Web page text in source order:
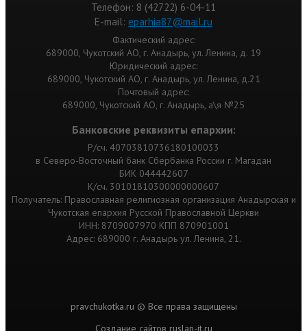
Телефон: 8 (42722) 6-04-11
Е-mail: eparhia87@mail.ru
Фактический адрес:
689000, Чукотский АО, г. Анадырь, ул. Ленина, д. 19
Юридический адрес:
689000, Чукотский АО, г. Анадырь, ул. Ленина, д.21
Почтовый адрес:
689000, Чукотский АО, г. Анадырь, а\я №25
Банковские реквизиты епархии:
Р/сч. 40703810736180100033
в Северо-Восточный банк Сбербанка России г. Магадан
БИК 044442607
К/сч. 30101810300000000607
Получатель: Православная религиозная организация Анадырская и
Чукотская епархия Русской Православной Церкви
ИНН: 8709007970 КПП 870901001
Адрес: 689000 г. Анадырь ул. Ленина, 21.
pravchukotka.ru © Все права защищены
Cоздание сайтов ruslan-it.ru